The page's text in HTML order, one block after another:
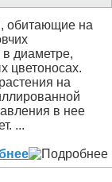
обитающие на
диаметре,
цветоносах.
на
в нее
...